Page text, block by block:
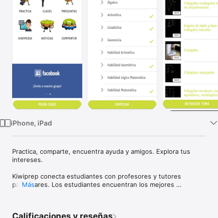
TV
iPhone, iPad
Practica, comparte, encuentra ayuda y amigos. Explora tus
intereses.
Kiwiprep conecta estudiantes con profesores y tutores
particulares. Los estudiantes encuentran los mejores
Más
Calificaciones y reseñas